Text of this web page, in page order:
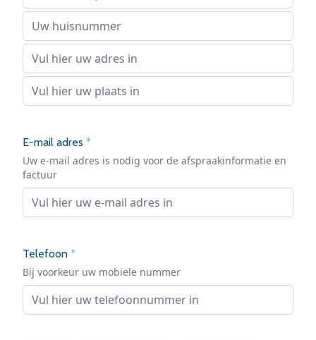
E-mail adres *
Uw e-mail adres is nodig voor de afspraakinformatie en
factuur
Telefoon *
Bij voorkeur uw mobiele nummer